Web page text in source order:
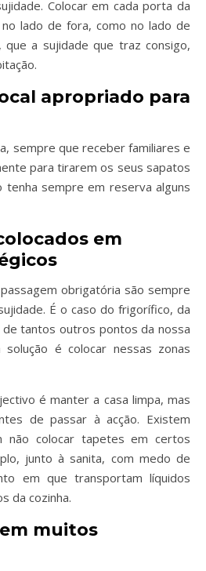
Colocar em cada porta da
lado de fora, como no lado de
a sujidade que traz consigo,
apropriado para
sempre que receber familiares e
para tirarem os seus sapatos
sempre em reserva alguns
em
obrigatória são sempre
É o caso do frigorífico, da
tantos outros pontos da nossa
solução é colocar nessas zonas
é manter a casa limpa, mas
de passar à acção. Existem
não colocar tapetes em certos
junto à sanita, com medo de
em que transportam líquidos
da cozinha.
muitos